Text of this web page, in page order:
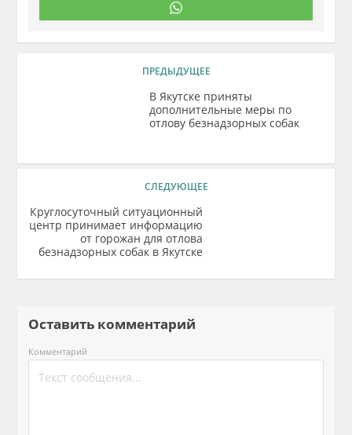
ПРЕДЫДУЩЕЕ
В Якутске приняты
дополнительные меры по
отлову безнадзорных собак
СЛЕДУЮЩЕЕ
Круглосуточный ситуационный
центр принимает информацию
от горожан для отлова
безнадзорных собак в Якутске
Оставить комментарий
Комментарий